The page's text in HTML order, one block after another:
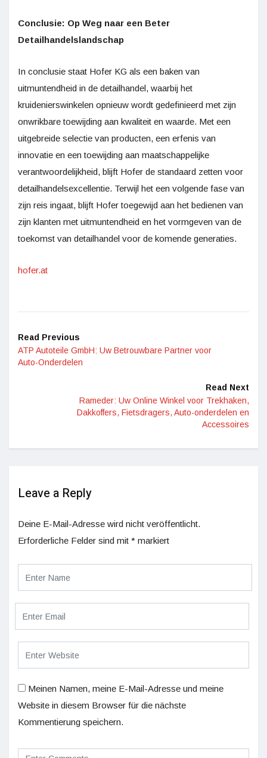
Conclusie: Op Weg naar een Beter
Detailhandelslandschap
In conclusie staat Hofer KG als een baken van
uitmuntendheid in de detailhandel, waarbij het
kruidenierswinkelen opnieuw wordt gedefinieerd met zijn
onwrikbare toewijding aan kwaliteit en waarde. Met een
uitgebreide selectie van producten, een erfenis van
innovatie en een toewijding aan maatschappelijke
verantwoordelijkheid, blijft Hofer de standaard zetten voor
detailhandelsexcellentie. Terwijl het een volgende fase van
zijn reis ingaat, blijft Hofer toegewijd aan het bedienen van
zijn klanten met uitmuntendheid en het vormgeven van de
toekomst van detailhandel voor de komende generaties.
hofer.at
Read Previous
ATP Autoteile GmbH: Uw Betrouwbare Partner voor
Auto-Onderdelen
Read Next
Rameder: Uw Online Winkel voor Trekhaken,
Dakkoffers, Fietsdragers, Auto-onderdelen en
Accessoires
Leave a Reply
Deine E-Mail-Adresse wird nicht veröffentlicht.
Erforderliche Felder sind mit * markiert
Meinen Namen, meine E-Mail-Adresse und meine
Website in diesem Browser für die nächste
Kommentierung speichern.